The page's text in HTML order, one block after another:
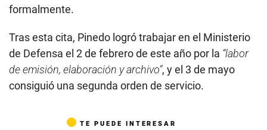
formalmente.
Tras esta cita, Pinedo logró trabajar en el Ministerio
de Defensa el 2 de febrero de este año por la “labor
de emisión, elaboración y archivo”, y el 3 de mayo
consiguió una segunda orden de servicio.
TE PUEDE INTERESAR